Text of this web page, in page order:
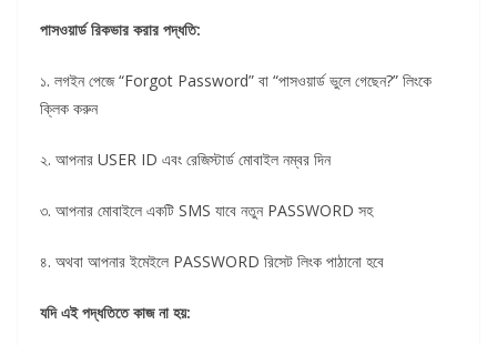
পাসওয়ার্ড রিকভার করার পদ্ধতি:
১. লগইন পেজে “Forgot Password” বা “পাসওয়ার্ড ভুলে গেছেন?” লিংকে
ক্লিক করুন
২. আপনার USER ID এবং রেজিস্টার্ড মোবাইল নম্বর দিন
৩. আপনার মোবাইলে একটি SMS যাবে নতুন PASSWORD সহ
৪. অথবা আপনার ইমেইলে PASSWORD রিসেট লিংক পাঠানো হবে
যদি এই পদ্ধতিতে কাজ না হয়: